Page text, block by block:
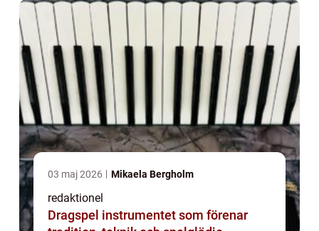
03 maj 2026 Mikaela Bergholm
redaktionel
Dragspel instrumentet som förenar